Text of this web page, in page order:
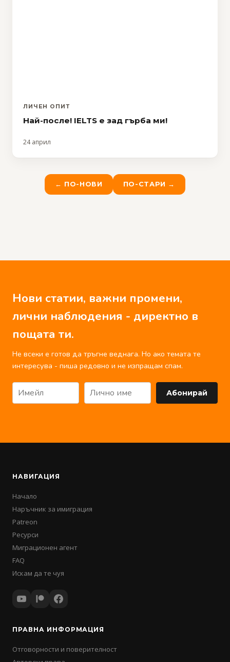
ЛИЧЕН ОПИТ
Най-после! IELTS е зад гърба ми!
24 април
← ПО-НОВИ ПО-СТАРИ →
Нови статии, важни промени,
лични наблюдения - директно в
пощата ти.
Не всеки е готов да тръгне веднага. Но ако темата те
интересува - пиша редовно и не изпращам спам.
Абонирай
НАВИГАЦИЯ
Начало
Наръчник за имиграция
Patreon
Ресурси
Миграционен агент
FAQ
Искам да те чуя
ПРАВНА ИНФОРМАЦИЯ
Отговорности и поверителност